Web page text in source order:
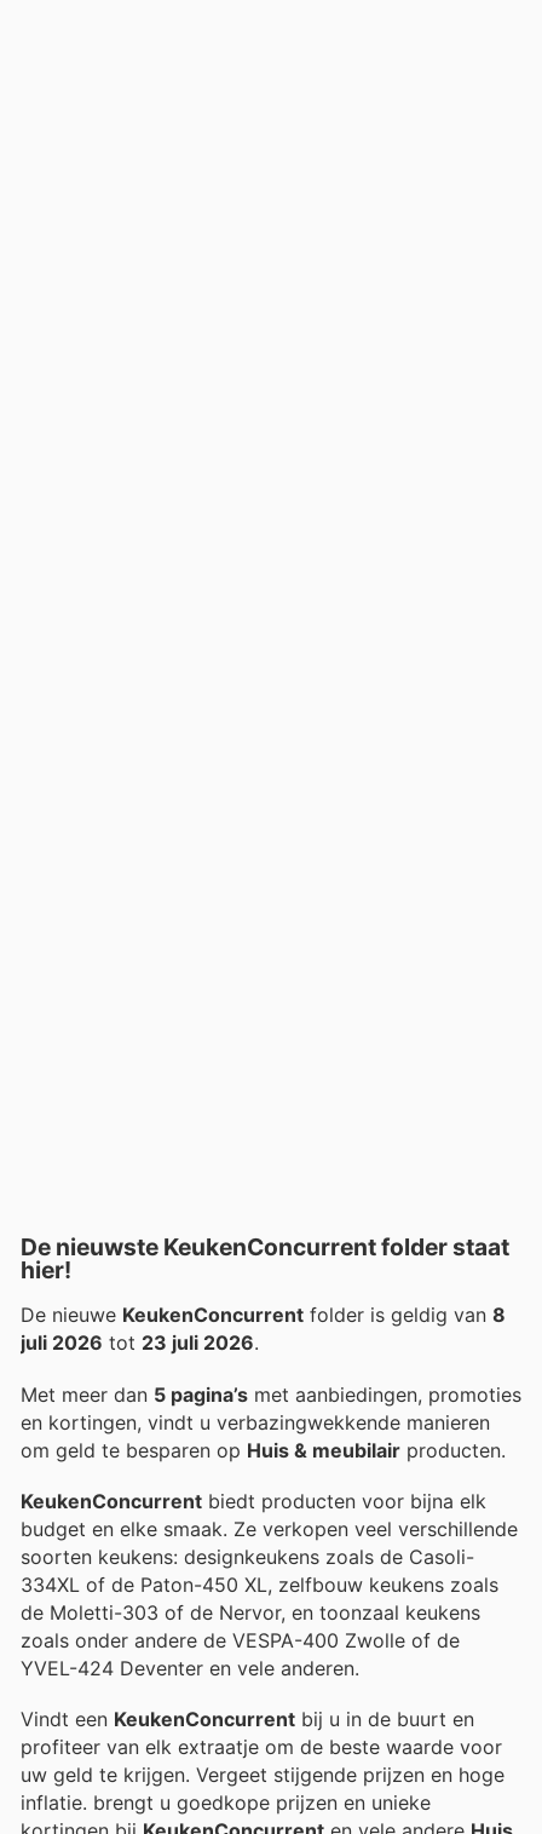
De nieuwste KeukenConcurrent folder staat
hier!
De nieuwe KeukenConcurrent folder is geldig van 8
juli 2026 tot 23 juli 2026.
Met meer dan 5 pagina’s met aanbiedingen, promoties
en kortingen, vindt u verbazingwekkende manieren
om geld te besparen op Huis & meubilair producten.
KeukenConcurrent biedt producten voor bijna elk
budget en elke smaak. Ze verkopen veel verschillende
soorten keukens: designkeukens zoals de Casoli-
334XL of de Paton-450 XL, zelfbouw keukens zoals
de Moletti-303 of de Nervor, en toonzaal keukens
zoals onder andere de VESPA-400 Zwolle of de
YVEL-424 Deventer en vele anderen.
Vindt een KeukenConcurrent bij u in de buurt en
profiteer van elk extraatje om de beste waarde voor
uw geld te krijgen. Vergeet stijgende prijzen en hoge
inflatie. brengt u goedkope prijzen en unieke